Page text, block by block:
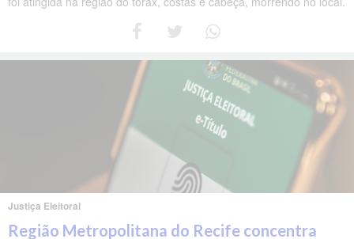
Justiça Eleitoral
Região Metropolitana do Recife concentra